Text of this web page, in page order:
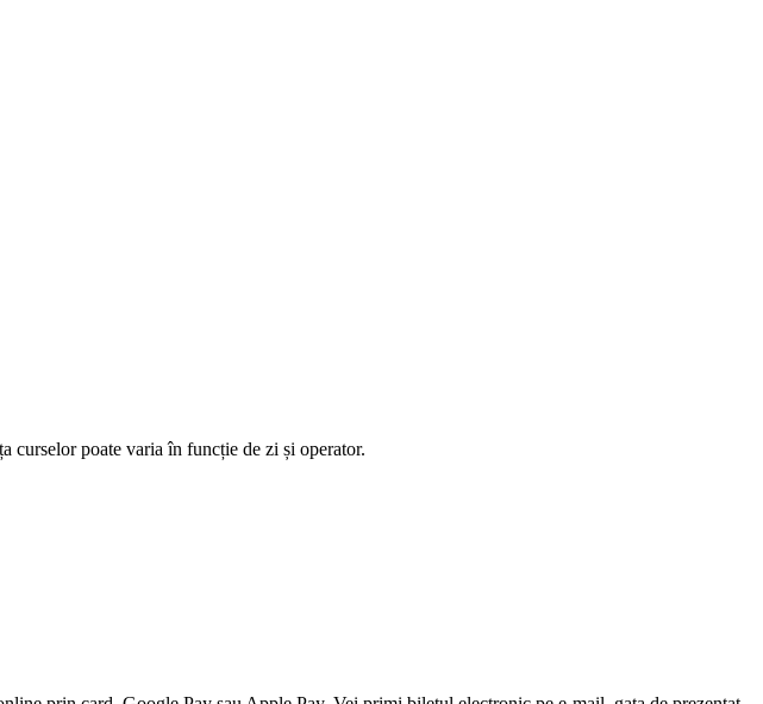
curselor poate varia în funcție de zi și operator.